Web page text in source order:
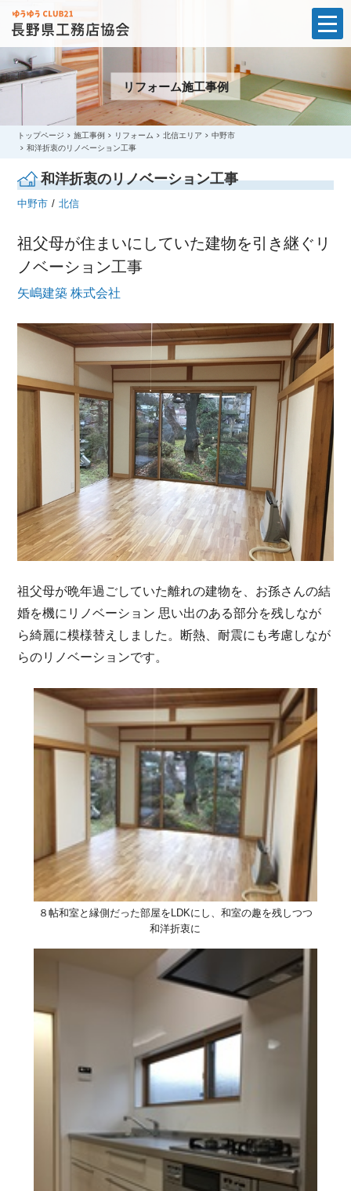
t
o
g
e
n
i
o
リフォーム施工事例
トップページ 施工事例 リフォーム 北信エリア
中野市
和洋折衷のリノベーション工事
和洋折衷のリノベーション工事
中野市 北信
祖父母が住まいにしていた建物を引き継ぐリ
ノベーション工事
矢嶋建築 株式会社
祖父母が晩年過ごしていた離れの建物を、お孫さんの結
婚を機にリノベーション 思い出のある部分を残しなが
ら綺麗に模様替えしました。断熱、耐震にも考慮しなが
らのリノベーションです。
８帖和室と縁側だった部屋をLDKにし、和室の趣を残しつつ
和洋折衷に